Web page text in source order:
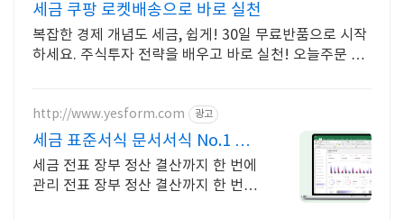
세금 쿠팡 로켓배송으로 바로 실천
복잡한 경제 개념도 세금, 쉽게! 30일 무료반품으로 시작
하세요. 주식투자 전략을 배우고 바로 실천! 오늘주문 내
http://www.yesform.com 광고
세금 표준서식 문서서식 No.1 예
스폼
세금 전표 장부 정산 결산까지 한 번에
관리 전표 장부 정산 결산까지 한 번에